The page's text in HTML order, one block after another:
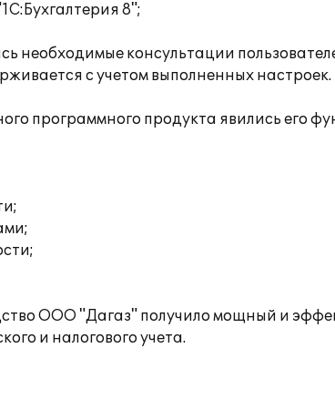
8";
необходимые консультации
с учетом выполненных настроек.
программного продукта явились его
ООО "Дагаз" получило мощный и
и налогового учета.